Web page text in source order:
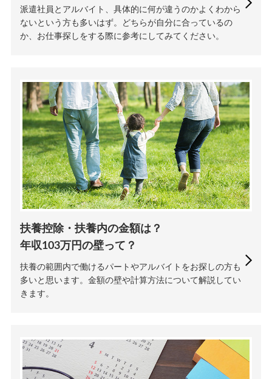
派遣社員とアルバイト、具体的に何が違うのかよくわから
ないという方も多いはず。どちらが自分に合っているの
か、お仕事探しをする際に参考にしてみてください。
扶養控除・扶養内の金額は？
年収103万円の壁って？
扶養の範囲内で働けるパートやアルバイトをお探しの方も
多いと思います。金額の壁や計算方法について解説してい
きます。